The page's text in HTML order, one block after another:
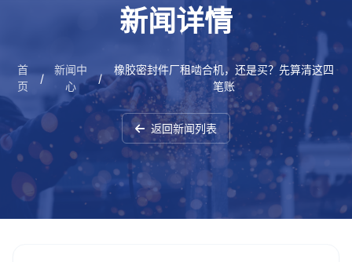
新闻详情
首
页
/
新闻中
心
/
橡胶密封件厂租啮合机，还是买？先算清这四
笔账
返回新闻列表